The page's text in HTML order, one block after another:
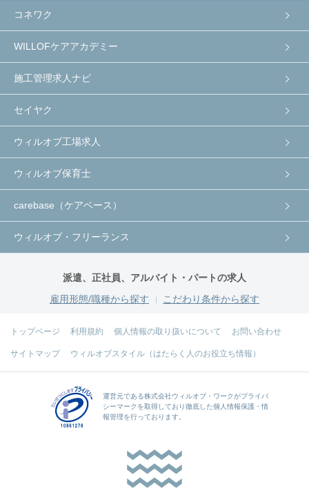
コネワク
WILLOFケアアカデミー
施工管理求人ナビ
セイヤク
ウィルオブ工場求人
ウィルオブ保育士
carebase（ケアベース）
ウィルオブ・フリーランス
派遣、正社員、アルバイト・パートの求人
雇用形態/職種から探す
こだわり条件から探す
トップページ 利用規約 個人情報の取り扱いについて お問い合わせ
サイトマップ ウィルオブスタイル（はたらく人のお役立ち情報）
運営元である株式会社ウィルオブ・ワークがプライバ
シーマークを取得しており徹底した個人情報保護・情
報管理を行っております。